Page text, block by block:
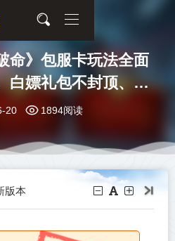
命》包服卡玩法全面
白嫖礼包不封顶、在
极天威,玄煌之力等
20 1894阅读
版本